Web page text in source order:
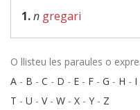
1.n gregari
O llisteu les paraules o
A - B - C - D - E - F - G - H - I
T - U - V- W - X - Y - Z